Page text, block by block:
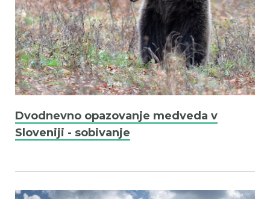
Dvodnevno opazovanje medveda v
Sloveniji - sobivanje